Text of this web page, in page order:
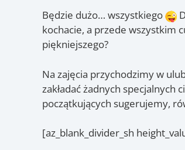
Będzie dużo… wszystkiego
kochacie, a przede wszystkim
piękniejszego?
Na zajęcia przychodzimy w
zakładać żadnych specjalnych
początkujących sugerujemy,
[az_blank_divider_sh